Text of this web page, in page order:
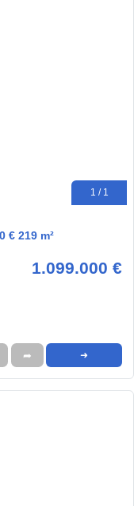
1 / 1
€ 219 m²
1.099.000 €
➦ ➜